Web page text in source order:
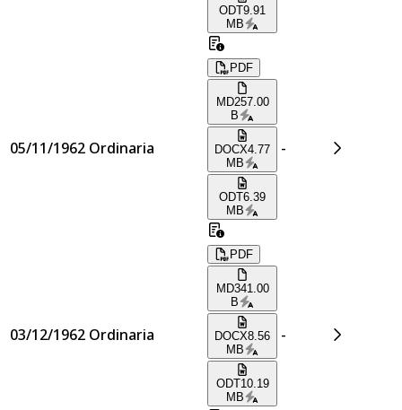
ODT9.91
MB
05/11/1962 Ordinaria
PDF
MD257.00
B
DOCX4.77
MB
ODT6.39
MB
-
03/12/1962 Ordinaria
PDF
MD341.00
B
DOCX8.56
MB
ODT10.19
MB
-